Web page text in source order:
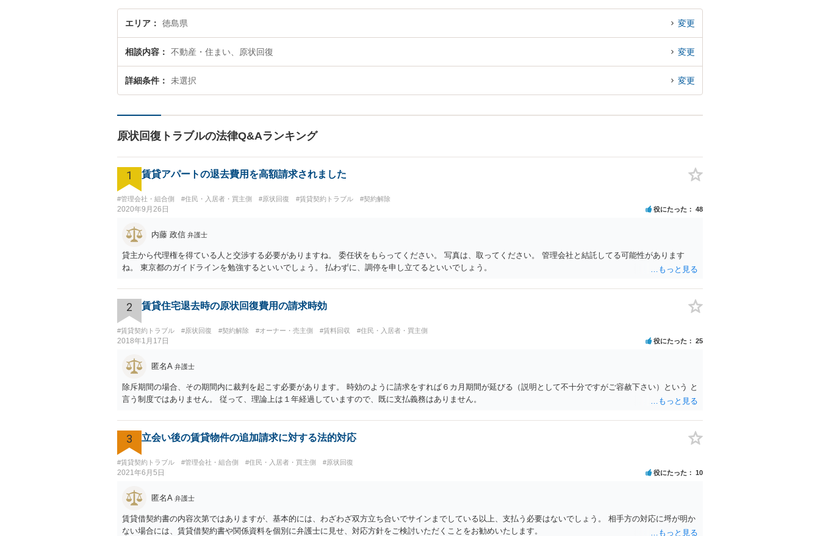
エリア 徳島県 変更
相談内容 不動産・住まい、原状回復 変更
詳細条件 未選択 変更
原状回復トラブルの法律Q&Aランキング
1 賃貸アパートの退去費用を高額請求されました
#管理会社・組合側 #住民・入居者・買主側 #原状回復 #賃貸契約トラブル #契約解除
2020年9月26日 役にたった 48
内藤 政信 弁護士
貸主から代理権を得ている人と交渉する必要がありますね。 委任状をもらってください。 写真は、取ってください。 管理会社と結託してる可能性があります
ね。 東京都のガイドラインを勉強するといいでしょう。 払わずに、調停を申し立てるといいでしょう。
2 賃貸住宅退去時の原状回復費用の請求時効
#賃貸契約トラブル #原状回復 #契約解除 #オーナー・売主側 #賃料回収 #住民・入居者・買主側
2018年1月17日 役にたった 25
匿名A 弁護士
除斥期間の場合、その期間内に裁判を起こす必要があります。 時効のように請求をすれば６カ月期間が延びる（説明として不十分ですがご容赦下さい）という と
言う制度ではありません。 従って、理論上は１年経過していますので、既に支払義務はありません。
3 立会い後の賃貸物件の追加請求に対する法的対応
#賃貸契約トラブル #管理会社・組合側 #住民・入居者・買主側 #原状回復
2021年6月5日 役にたった 10
匿名A 弁護士
賃貸借契約書の内容次第ではありますが、基本的には、わざわざ双方立ち合いでサインまでしている以上、支払う必要はないでしょう。 相手方の対応に埒が明か
ない場合には、賃貸借契約書や関係資料を個別に弁護士に見せ、対応方針をご検討いただくことをお勧めいたします。